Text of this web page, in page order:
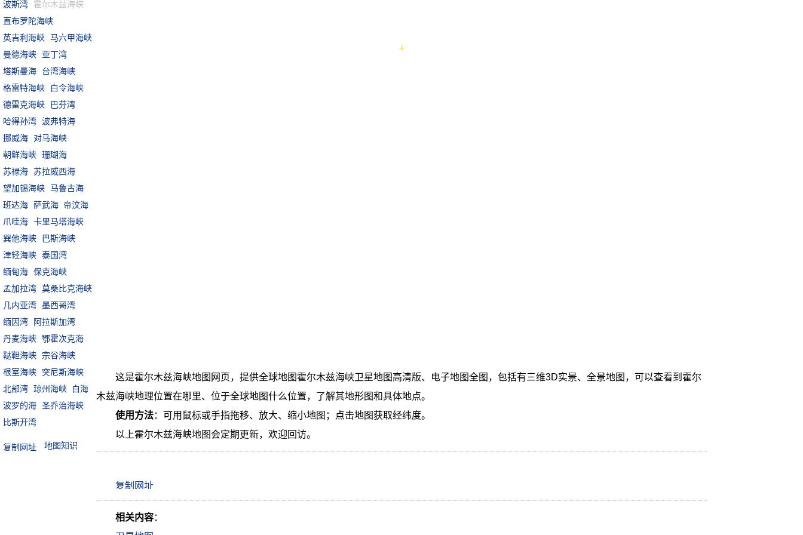
波斯湾
霍尔木兹海峡
直布罗陀海峡
英吉利海峡 马六甲海峡
曼德海峡
亚丁湾
塔斯曼海
台湾海峡
格雷特海峡
白令海峡
德雷克海峡
巴芬湾
哈得孙湾 波弗特海
挪威海
对马海峡
朝鲜海峡 珊瑚海
苏禄海 苏拉威西海
望加锡海峡 马鲁古海
班达海 萨武海 帝汶海
爪哇海 卡里马塔海峡
巽他海峡
巴斯海峡
津轻海峡 泰国湾
缅甸海 保克海峡
孟加拉湾 莫桑比克海峡
几内亚湾 墨西哥湾
缅因湾
阿拉斯加湾
丹麦海峡 鄂霍次克海
鞑靼海峡 宗谷海峡
根室海峡 突尼斯海峡
北部湾 琼州海峡
白海
波罗的海 圣乔治海峡
比斯开湾
地图知识
这是霍尔木兹海峡地图网页，提供全球地图霍尔木兹海峡卫星地图高清版、电子地图全图，包括有三维3D实景、全景地图，可以查看到霍尔
木兹海峡地理位置在哪里、位于全球地图什么位置，了解其地形图和具体地点。
使用方法：可用鼠标或手指拖移、放大、缩小地图；点击地图获取经纬度。
以上霍尔木兹海峡地图会定期更新，欢迎回访。
相关内容：